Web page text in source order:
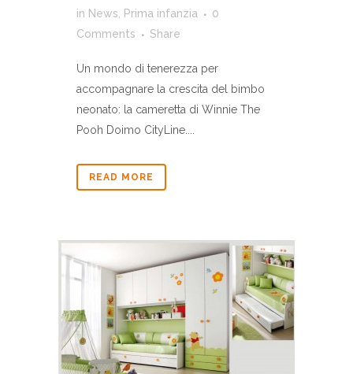
in News, Prima infanzia
0
Comments
Share
Un mondo di tenerezza per
accompagnare la crescita del bimbo
neonato: la cameretta di Winnie The
Pooh Doimo CityLine....
READ MORE